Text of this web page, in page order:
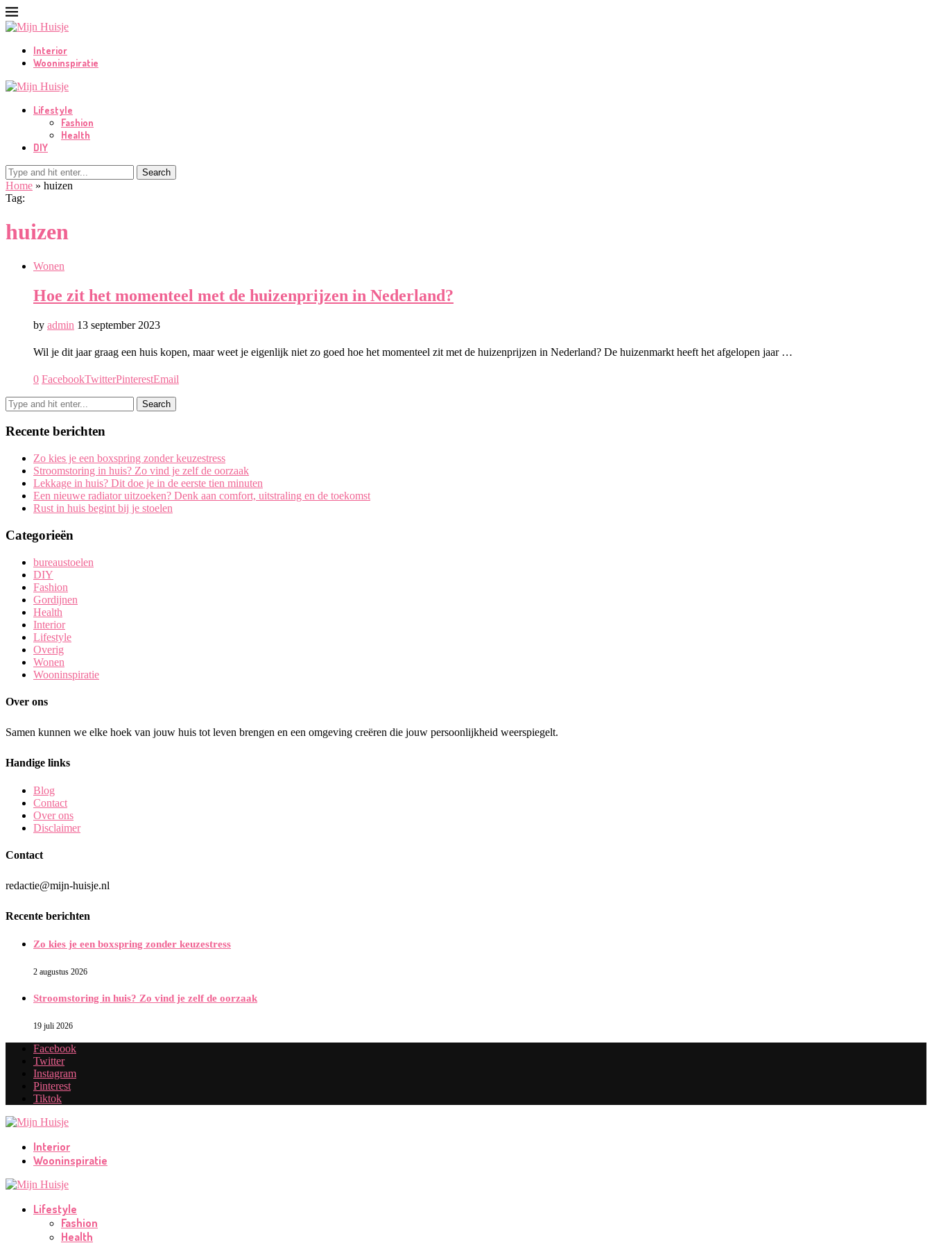
Interior
Wooninspiratie
Lifestyle
Fashion
Health
DIY
Search
Home » huizen
Tag:
huizen
Wonen
Hoe zit het momenteel met de huizenprijzen in Nederland?
by admin 13 september 2023
Wil je dit jaar graag een huis kopen, maar weet je eigenlijk niet zo goed hoe het momenteel zit met de huizenprijzen in Nederland? De huizenmarkt heeft het afgelopen jaar …
0 FacebookTwitterPinterestEmail
Recente berichten
Zo kies je een boxspring zonder keuzestress
Stroomstoring in huis? Zo vind je zelf de oorzaak
Lekkage in huis? Dit doe je in de eerste tien minuten
Een nieuwe radiator uitzoeken? Denk aan comfort, uitstraling en de toekomst
Rust in huis begint bij je stoelen
Categorieën
bureaustoelen
DIY
Fashion
Gordijnen
Health
Interior
Lifestyle
Overig
Wonen
Wooninspiratie
Over ons
Samen kunnen we elke hoek van jouw huis tot leven brengen en een omgeving creëren die jouw persoonlijkheid weerspiegelt.
Handige links
Blog
Contact
Over ons
Disclaimer
Contact
redactie@mijn-huisje.nl
Recente berichten
Zo kies je een boxspring zonder keuzestress
2 augustus 2026
Stroomstoring in huis? Zo vind je zelf de oorzaak
19 juli 2026
Facebook
Twitter
Instagram
Pinterest
Tiktok
Interior
Wooninspiratie
Lifestyle
Fashion
Health